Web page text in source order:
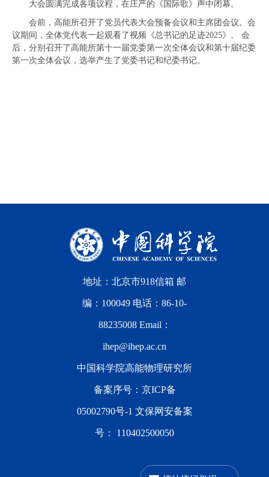
大会圆满完成各项议程，在庄严的《国际歌》声中闭幕。
会前，高能所召开了党员代表大会预备会议和主席团会议。会
议期间，全体党代表一起观看了视频《总书记的足迹2025》。 会
后，分别召开了高能所第十一届党委第一次全体会议和第十届纪委
第一次全体会议，选举产生了党委书记和纪委书记。
地址：北京市918信箱 邮
编：100049 电话：86-10-
88235008 Email：
ihep@ihep.ac.cn
中国科学院高能物理研究所
备案序号： 京ICP备
05002790号-1 文保网安备案
号： 110402500050